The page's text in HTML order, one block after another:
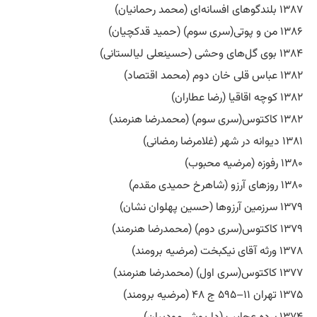
۱۳۸۷ بلندگوهای افسانه‌ای (محمد رحمانیان)
۱۳۸۶ من و پوتی(سری سوم) (حمید قدکچیان)
۱۳۸۴ بوی گل‌های وحشی (حسینعلی لیالستانی)
۱۳۸۲ عباس قلی خان دوم (محمد اقتصاد)
۱۳۸۲ کوچه اقاقیا (رضا عطاران)
۱۳۸۲ کاکتوس(سری سوم) (محمدرضا هنرمند)
۱۳۸۱ دیوانه در شهر (غلامرضا رمضانی)
۱۳۸۰ رفوزه (مرضیه محبوب)
۱۳۸۰ روزهای آرزو (شاهرخ حمیدی مقدم)
۱۳۷۹ سرزمین آرزوها (حسین پهلوان نشان)
۱۳۷۹ کاکتوس(سری دوم) (محمدرضا هنرمند)
۱۳۷۸ ورثه آقای نیکبخت (مرضیه برومند)
۱۳۷۷ کاکتوس(سری اول) (محمدرضا هنرمند)
۱۳۷۵ تهران ۱۱–۵۹۵ ج ۴۸ (مرضیه برومند)